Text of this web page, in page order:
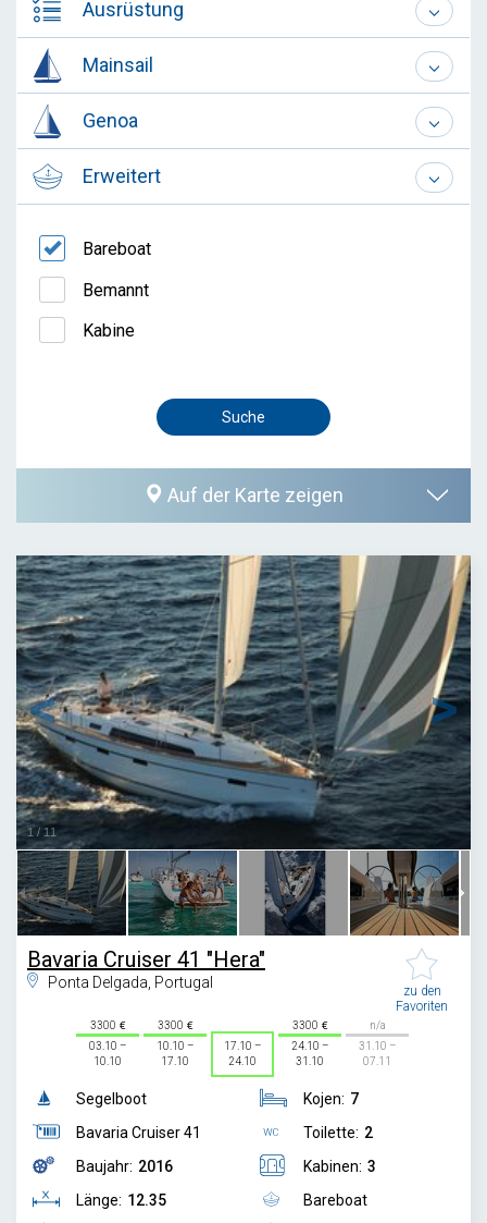
Ausrüstung
Mainsail
Genoa
Erweitert
Bareboat
Bemannt
Kabine
Auf der Karte zeigen
1/ 11
Bavaria Cruiser 41 "Hera"
Ponta Delgada, Portugal
zu den
Favoriten
3300
03.10 –
10.10
3300
10.10 –
17.10
17.10 –
24.10
3300
24.10 –
31.10
n/a
31.10 –
07.11
Segelboot
Bavaria Cruiser 41
Baujahr: 2016
Länge: 12.35
Kojen: 7
Toilette: 2
Kabinen: 3
Bareboat